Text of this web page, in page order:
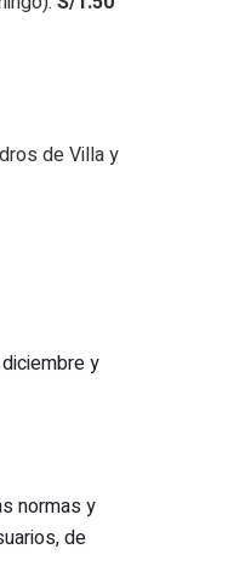
de Villa y
y
normas y
de